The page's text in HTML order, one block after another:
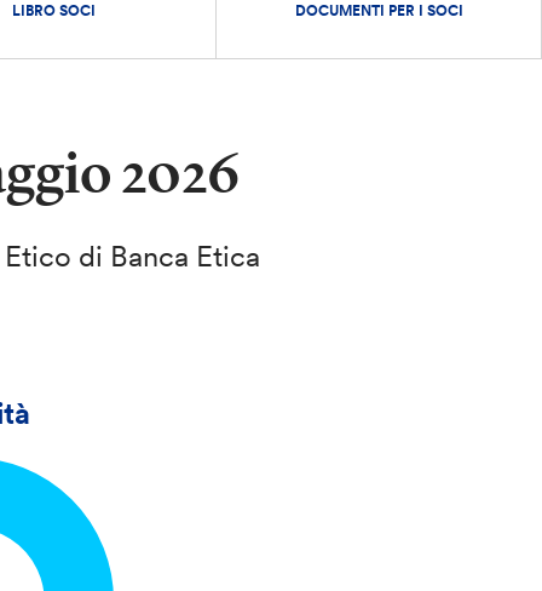
LIBRO SOCI DOCUMENTI PER I SOCI
2026
di Banca Etica